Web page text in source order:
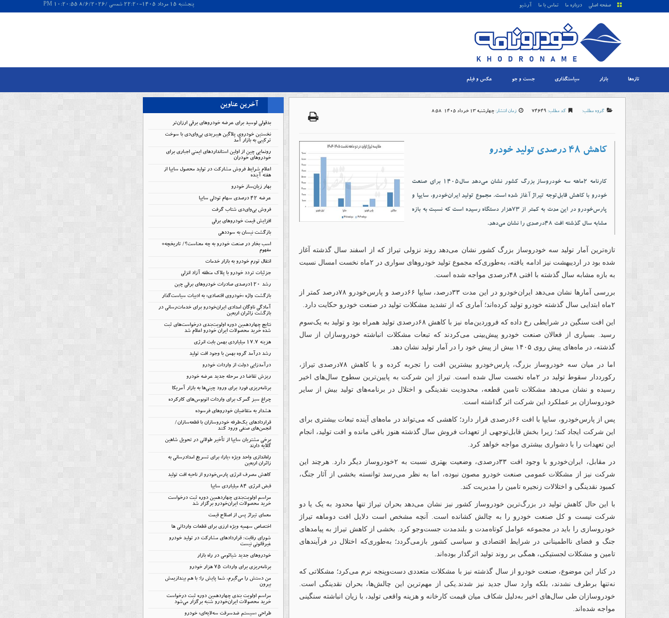
صفحه اصلی درباره ما تماس با ما آرشیو پنجشنبه 15 مرداد 1405-22:20 شمسی /8/6/2026 10:20:55 PM
سیاستگذاری بازار تازه‌ها عکس و فیلم جست و جو
گروه مطلب: کد مطلب: 74649 زمان انتشار: چهارشنبه 13 خرداد 1405-8:58
کاهش ۴۸ درصدی تولید خودرو
کارنامه ۲ماهه سه خودروساز بزرگ کشور نشان می‌دهد سال۱۴۰۵ برای صنعت
خودرو با کاهش قابل‌توجه تیراژ آغاز شده است. مجموع تولید ایران‌خودرو، سایپا و
پارس‌خودرو در این مدت به کمتر از ۷۳هزار دستگاه رسیده است که نسبت به بازه
مشابه سال گذشته افت ۴۸درصدی را نشان می‌دهد.
تازه‌ترین آمار تولید سه خودروساز بزرگ کشور نشان می‌دهد روند نزولی تیراژ که از اسفند سال گذشته آغاز
شده بود در اردیبهشت نیز ادامه یافته، به‌طوری‌که مجموع تولید خودروهای سواری در ۲ماه نخست امسال نسبت
به بازه مشابه سال گذشته با افتی ۴۸درصدی مواجه شده است.
بررسی آمارها نشان می‌دهد ایران‌خودرو در این مدت ۳۳درصد، سایپا ۶۶درصد و پارس‌خودرو ۷۸درصد کمتر از
۲ماه ابتدایی سال گذشته خودرو تولید کرده‌اند؛ آماری که از تشدید مشکلات تولید در صنعت خودرو حکایت دارد.
این افت سنگین در شرایطی رخ داده که فروردین‌ماه نیز با کاهش ۶۸درصدی تولید همراه بود و تولید به یک‌سوم
رسید. بسیاری از فعالان صنعت خودرو پیش‌بینی می‌کردند که تبعات مشکلات انباشته خودروسازان از سال
گذشته، در ماه‌های پیش‌ روی ۱۴۰۵ بیش از پیش خود را در آمار تولید نشان دهد.
اما در میان سه خودروساز بزرگ، پارس‌خودرو بیشترین افت را تجربه کرده و با کاهش ۷۸درصدی تیراژ،
رکورددار سقوط تولید در ۲ماه نخست سال شده است. تیراژ این شرکت به پایین‌ترین سطوح سال‌های اخیر
رسیده و نشان می‌دهد مشکلات تامین قطعه، محدودیت نقدینگی و اختلال در برنامه‌های تولید بیش از سایر
خودروسازان بر عملکرد این شرکت اثر گذاشته است.
پس از پارس‌خودرو، سایپا با افت ۶۶درصدی قرار دارد؛ کاهشی که می‌تواند در ماه‌های آینده تبعات بیشتری برای
این شرکت ایجاد کند؛ زیرا بخش قابل‌توجهی از تعهدات فروش سال گذشته هنوز باقی مانده و افت تولید، انجام
این تعهدات را با دشواری بیشتری مواجه خواهد کرد.
در مقابل، ایران‌خودرو با وجود افت ۳۳درصدی، وضعیت بهتری نسبت به ۲خودروساز دیگر دارد. هرچند این
شرکت نیز از مشکلات عمومی صنعت خودرو مصون نبوده، اما به نظر می‌رسد توانسته بخشی از آثار جنگ،
کمبود نقدینگی و اختلالات زنجیره تامین را مدیریت کند.
با این حال کاهش تولید در بزرگ‌ترین خودروساز کشور نیز نشان می‌دهد بحران تیراژ تنها محدود به یک یا دو
شرکت نیست و کل صنعت خودرو را به چالش کشانده است. آنچه مشخص است دلایل افت دوماهه تیراژ
خودروسازی را باید در مجموعه‌ عوامل کوتاه‌مدت و بلندمدت جست‌وجو کرد. بخشی از کاهش تیراژ به پیامدهای
جنگ و فضای نااطمینانی در شرایط اقتصادی و سیاسی کشور بازمی‌گردد؛ به‌طوری‌که اختلال در فرآیندهای
تامین و مشکلات لجستیکی، همگی بر روند تولید اثرگذار بوده‌اند.
در کنار این موضوع، صنعت خودرو از سال گذشته نیز با مشکلات متعددی دست‌وپنجه نرم می‌کرد؛ مشکلاتی که
نه‌تنها برطرف نشدند، بلکه وارد سال جدید نیز شدند.یکی از مهم‌ترین این چالش‌ها، بحران نقدینگی است.
خودروسازان طی سال‌های اخیر به‌دلیل شکاف میان قیمت کارخانه و هزینه واقعی تولید، با زیان انباشته سنگینی
مواجه شده‌اند.
آخرین عناوین
بدقولی لوسید برای عرضه خودروهای برقی ارزان‌تر
نخستین خودروی پلاگین هیبریدی بی‌وای‌دی با سوخت
ترکیبی به بازار آمد
رونمایی چین از اولین استانداردهای ایمنی اجباری برای
خودروهای خودران
اعلام شرایط فروش مشارکت در تولید محصول سایپا از
هفته آینده
بهار زیان‌ساز خودرو
عرضه ۴۲ درصدی سهام تودلی سایپا
فروش بی‌وای‌دی شتاب گرفت
افزایش قیمت خودروهای برقی
بازگشت نیسان به سوددهی
اسب بخار در صنعت خودرو به چه معناست؟/ تاریخچه+
مفهوم
انتقال تورم خودرو به بازار خدمات
جزئیات تردد خودرو با پلاک منطقه آزاد انزلی
رشد ۱۲۰درصدی صادرات خودروهای برقی چین
بازگشت واژه «خودروی اقتصادی» به ادبیات سیاست‌گذار
آمادگی ناوگان امدادی ایران‌خودرو برای خدمات‌رسانی در
بازگشت زائران اربعین
نتایج چهاردهمین دوره اولویت‌بندی درخواست‌های ثبت
شده خرید محصولات ایران خودرو اعلام شد
هزینه ۱۷.۷ میلیاردی بهمن بابت انرژی
رشد درآمد گروه بهمن با وجود افت تولید
درآمدزایی دولت از واردات خودرو
ریزش تقاضا در مرحله جدید عرضه خودرو
برنامه‌ریزی فورد برای ورود چینی‌ها به بازار آمریکا
چراغ سبز گمرک برای واردات اتوبوس‌های کارکرده
هشدار به متقاضیان خودروهای فرسوده
قراردادهای یک‌طرفه خودروسازان با قطعه‌سازان/
انجمن‌های صنفی ورود کنند
برخی مشتریان سایپا از تأخیر طولانی در تحویل شاهین
گلایه دارند
راه‌اندازی واحد ویژه «یارا» برای تسریع امدادرسانی به
زائران اربعین
کاهش مصرف انرژی پارس‌خودرو از ناحیه افت تولید
قبض انرژی ۸۴ میلیاردی سایپا
مراسم اولویت‌بندی چهاردهمین دوره ثبت درخواست
خرید محصولات ایران‌خودرو برگزار شد
معمای تیراژ پس از اصلاح قیمت
اختصاص سهمیه ویژه ارزی برای قطعات وارداتی ها
شورای رقابت: قراردادهای مشارکت در تولید خودرو
غیرقانونی نیست
خودروهای جدید شیائومی در راه بازار
برنامه‌ریزی برای واردات ۷۵ هزار خودرو
من دستش را می‌گیرم، شما پایش را؛ با هم بیندازیمش
بیرون
مراسم اولویت بندی چهاردهمین دوره ثبت درخواست
خرید محصولات ایران‌خودرو شنبه برگزار می‌شود
طراحی «سیستم ضدسرقت سه‌لایه‌ای» خودرو